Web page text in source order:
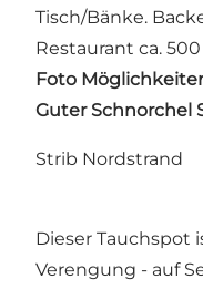
Tisch/Bänke.
Restaurant ca.
Foto
Guter Schnorchel
Strib Nordstrand
Dieser Tauchspot
Verengung - auf